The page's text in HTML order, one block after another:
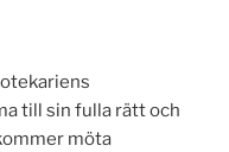
till sin fulla rätt och
möta